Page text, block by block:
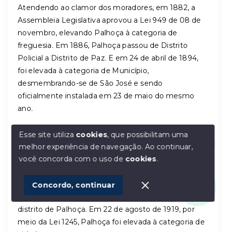
Atendendo ao clamor dos moradores, em 1882, a
Assembleia Legislativa aprovou a Lei 949 de 08 de
novembro, elevando Palhoça à categoria de
freguesia. Em 1886, Palhoça passou de Distrito
Policial a Distrito de Paz. E em 24 de abril de 1894,
foi elevada à categoria de Município,
desmembrando-se de São José e sendo
oficialmente instalada em 23 de maio do mesmo
ano.
Em 10 de janeiro de 1906, Palhoça tornou-se uma
Comarca. A comarca era composta pelos distritos de
Palhoça (sede do município e da comarca), Santo
São Bonifácio do Capivari, Santa Isabel, Anitápolis,
Santa Tereza e Garopaba, que de município passou a
distrito de Palhoça. Em 22 de agosto de 1919, por
meio da Lei 1245, Palhoça foi elevada à categoria de
Olá! Estamos disponíveis para te ajudar.
Esse site utiliza cookies, que possibilitam uma
melhor experiência de navegação.Ao continuar,
você concorda com o uso de cookies.
Concordo, continuar